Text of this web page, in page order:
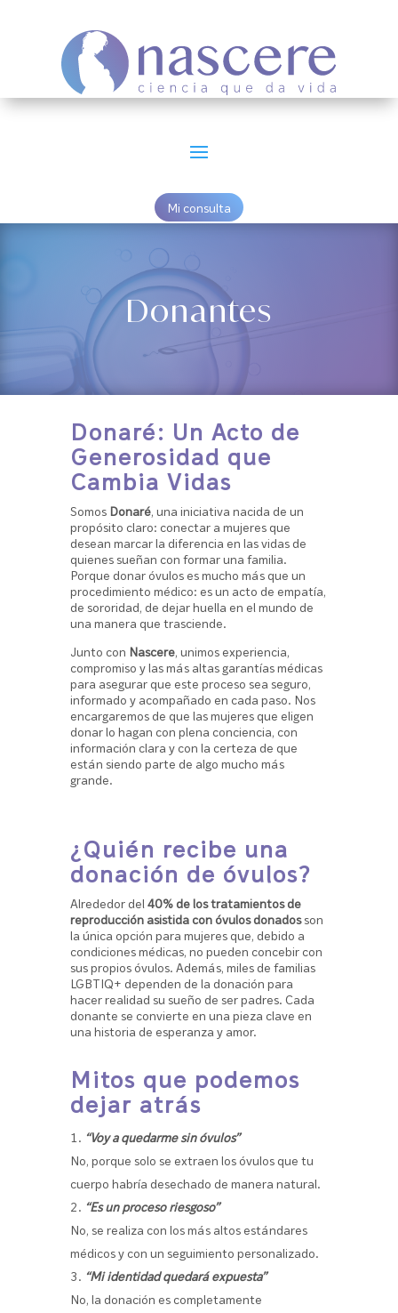
Mi consulta
Donantes
Donaré: Un Acto de
Generosidad que
Cambia Vidas
Somos Donaré, una iniciativa nacida de un
propósito claro: conectar a mujeres que
desean marcar la diferencia en las vidas de
quienes sueñan con formar una familia.
Porque donar óvulos es mucho más que un
procedimiento médico: es un acto de empatía,
de sororidad, de dejar huella en el mundo de
una manera que trasciende.
Junto con Nascere, unimos experiencia,
compromiso y las más altas garantías médicas
para asegurar que este proceso sea seguro,
informado y acompañado en cada paso. Nos
encargaremos de que las mujeres que eligen
donar lo hagan con plena conciencia, con
información clara y con la certeza de que
están siendo parte de algo mucho más
grande.
¿Quién recibe una
donación de óvulos?
Alrededor del40% de los tratamientos de
reproducción asistida con óvulos donadosson
la única opción para mujeres que, debido a
condiciones médicas, no pueden concebir con
sus propios óvulos. Además, miles de familias
LGBTIQ+ dependen de la donación para
hacer realidad su sueño de ser padres. Cada
donante se convierte en una pieza clave en
una historia de esperanza y amor.
Mitos que podemos
dejar atrás
“Voy a quedarme sin óvulos”
No, porque solo se extraen los óvulos que tu
cuerpo habría desechado de manera natural.
“Es un proceso riesgoso”
No, se realiza con los más altos estándares
médicos y con un seguimiento personalizado.
“Mi identidad quedará expuesta”
No, la donación es completamente